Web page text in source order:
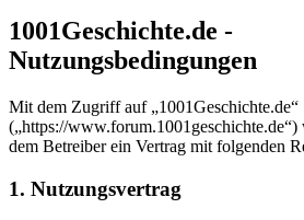
1001Geschichte.de -
Nutzungsbedingungen
Mit dem Zugriff auf „1001Geschichte.de“
(„https://
dem Betreiber ein Vertrag mit folgenden
1. Nutzungsvertrag